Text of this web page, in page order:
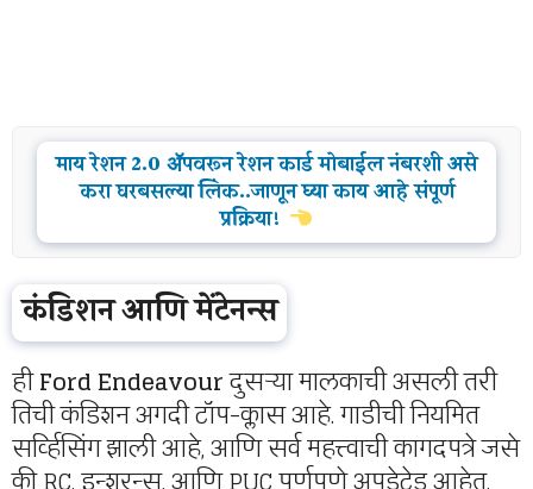
माय रेशन 2.0 ॲपवरून रेशन कार्ड मोबाईल नंबरशी असे
करा घरबसल्या लिंक..जाणून घ्या काय आहे संपूर्ण
प्रक्रिया!
कंडिशन आणि मेंटेनन्स
हीFord Endeavourदुसऱ्या मालकाची असली तरी
तिची कंडिशन अगदी टॉप-क्लास आहे. गाडीची नियमित
सर्व्हिसिंग झाली आहे, आणि सर्व महत्त्वाची कागदपत्रे जसे